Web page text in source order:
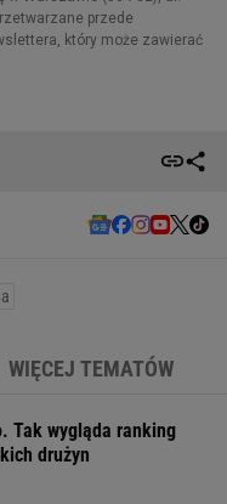
WIĘCEJ TEMATÓW
Tak wygląda ranking
drużyn